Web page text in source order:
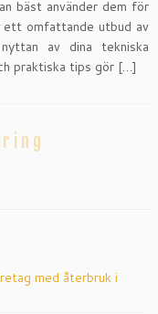
bäst använder dem för
ett omfattande utbud av
av dina tekniska
praktiska tips gör […]
med återbruk i